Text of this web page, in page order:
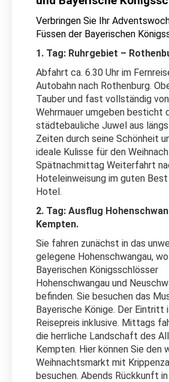
Verbringen Sie Ihr
Füssen der Bayerischen
1. Tag: Ruhrgebiet –
Abfahrt ca. 6.30 Uhr im
Autobahn nach Rothenburg.
Tauber und fast vollständig
Wehrmauer umgeben besticht
städtebauliche Juwel aus
Zeiten durch seine Schönheit
ideale Kulisse für den
Spätnachmittag Weiterfahrt
Hoteleinweisung im guten
Hotel.
2. Tag: Ausflug
Kempten.
Sie fahren zunächst in das
gelegene Hohenschwangau,
Bayerischen Königsschlösser
Hohenschwangau und
befinden. Sie besuchen das
Bayerische Könige. Der Eintritt
Reisepreis inklusive. Mittags
die herrliche Landschaft des
Kempten. Hier können Sie den
Weihnachtsmarkt mit
besuchen. Abends Rückkunft